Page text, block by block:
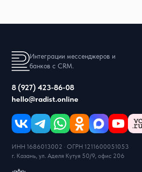
Интеграции мессенджеров и
банков с CRM.
8 (927) 423-86-08
hello@radist.online
ИНН 1686013002 · ОГРН 1211600051053
г. Казань, ул. Аделя Кутуя 50/9, офис 206